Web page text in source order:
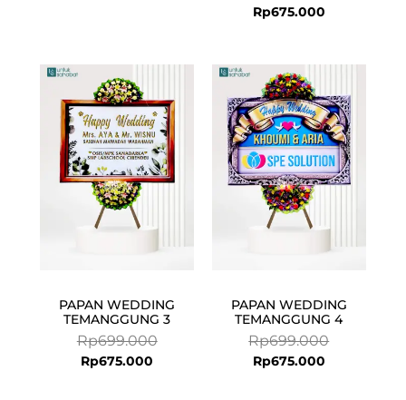
Rp675.000
PAPAN WEDDING
TEMANGGUNG 3
Rp699.000
was:
Rp699.000.
Rp675.000
is:
Rp675.000.
PAPAN WEDDING
TEMANGGUNG 4
Rp699.000
price
was:
Rp699.000.
Rp675.000
price
is:
Rp675.000.